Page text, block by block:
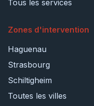
Tous les services
Zones d'intervention
Haguenau
Strasbourg
Schiltigheim
Toutes les villes